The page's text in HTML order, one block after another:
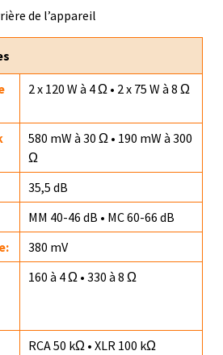
de l’appareil
2 x 120 W à 4 Ω • 2 x 75 W à 8 Ω
580 mW à 30 Ω • 190 mW à 300
Ω
35,5 dB
MM 40-46 dB • MC 60-66 dB
380 mV
160 à 4 Ω • 330 à 8 Ω
RCA 50 kΩ • XLR 100 kΩ